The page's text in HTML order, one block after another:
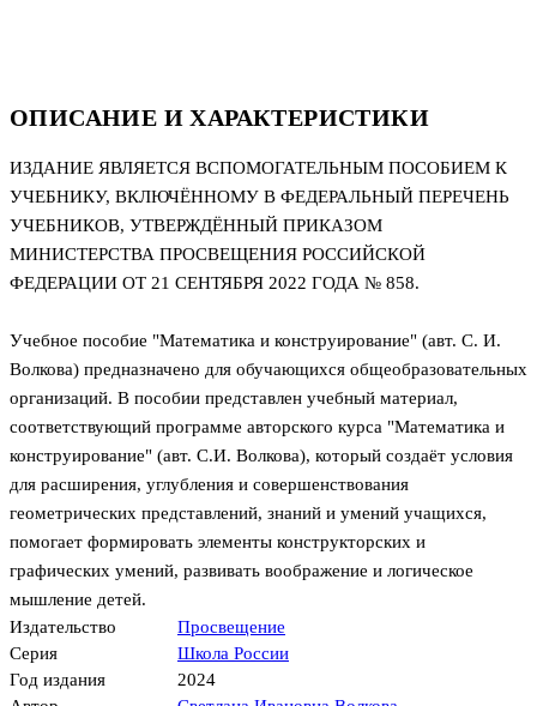
ОПИСАНИЕ И ХАРАКТЕРИСТИКИ
ИЗДАНИЕ ЯВЛЯЕТСЯ ВСПОМОГАТЕЛЬНЫМ ПОСОБИЕМ К
УЧЕБНИКУ, ВКЛЮЧЁННОМУ В ФЕДЕРАЛЬНЫЙ ПЕРЕЧЕНЬ
УЧЕБНИКОВ, УТВЕРЖДЁННЫЙ ПРИКАЗОМ
МИНИСТЕРСТВА ПРОСВЕЩЕНИЯ РОССИЙСКОЙ
ФЕДЕРАЦИИ ОТ 21 СЕНТЯБРЯ 2022 ГОДА № 858.
Учебное пособие "Математика и конструирование" (авт. С. И.
Волкова) предназначено для обучающихся общеобразовательных
организаций. В пособии представлен учебный материал,
соответствующий программе авторского курса "Математика и
конструирование" (авт. С.И. Волкова), который создаёт условия
для расширения, углубления и совершенствования
геометрических представлений, знаний и умений учащихся,
помогает формировать элементы конструкторских и
графических умений, развивать воображение и логическое
мышление детей.
Издательство
Просвещение
Серия
Школа России
Год издания
2024